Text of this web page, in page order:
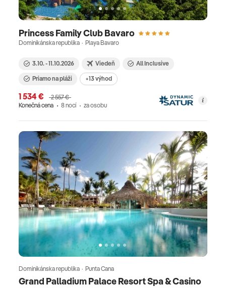
Princess Family Club Bavaro
Dominikánska republika · Playa Bavaro
3.10. - 11.10.2026 Viedeň
All Inclusive
Priamo na pláži
+13 výhod
1 534 €
2 557 €
Konečná cena
8 nocí za osobu
Grand Palladium Palace Resort Spa & Casino
Dominikánska republika · Punta Cana